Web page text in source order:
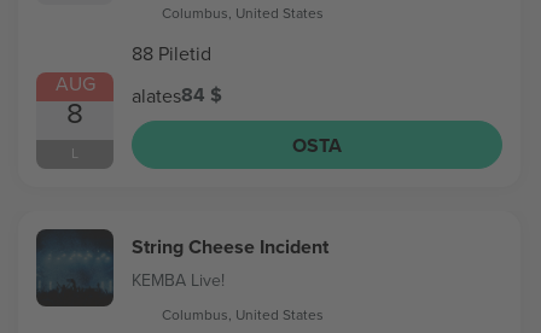
AUG
8
L
Columbus, United States
88 Piletid
alates84 $
OSTA
String Cheese Incident
KEMBA Live!
Columbus, United States